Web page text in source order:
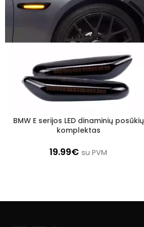
Į KREPŠELĮ
BMW E serijos LED dinaminių posūkių
komplektas
19.99€ su PVM